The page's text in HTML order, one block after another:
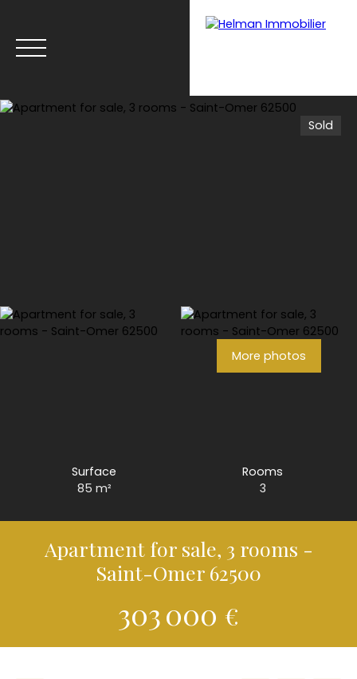
Sold
More photos
Surface
85 m²
Rooms
3
Apartment for sale, 3 rooms -
Saint-Omer 62500
303 000 €